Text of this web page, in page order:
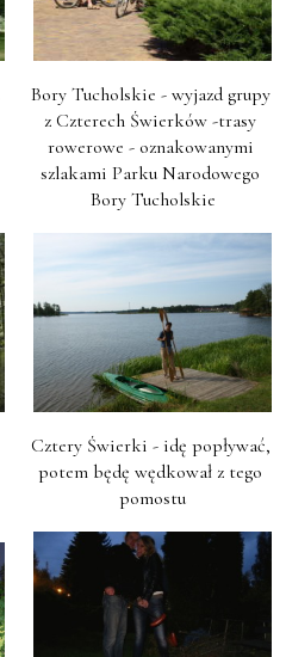
Bory Tucholskie - wyjazd grupy
z Czterech Świerków -trasy
rowerowe - oznakowanymi
szlakami Parku Narodowego
Bory Tucholskie
Cztery Świerki - idę popływać,
potem będę wędkował z tego
pomostu